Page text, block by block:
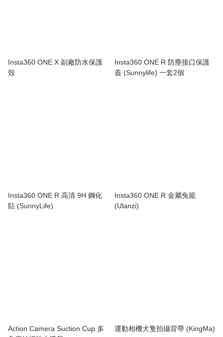
Insta360 ONE X 副廠防水保護
殼
Insta360 ONE R 防塵接口保護
蓋 (Sunnylife) 一套2個
Insta360 ONE R 高清 9H 鋼化
貼 (SunnyLife)
Insta360 ONE R 金屬兔籠
(Ulanzi)
Action Camera Suction Cup 多
運動相機犬隻拍攝背帶 (KingMa)